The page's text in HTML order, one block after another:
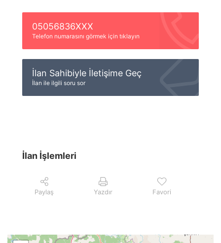
05056836XXX
Telefon numarasını görmek için tıklayın
İlan Sahibiyle İletişime Geç
İlan ile ilgili soru sor
İlan İşlemleri
Paylaş Yazdır Favori